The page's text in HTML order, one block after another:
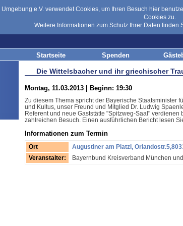
e.V. verwendet Cookies, um Ihren Besuch hier
Cookies zu.
Weitere Informationen zum Schutz Ihrer Daten finden
Startseite Spenden
Die Wittelsbacher und ihr griechischer
Montag, 11.03.2013 | Beginn: 19:30
Zu diesem Thema spricht der Bayerische Staatsminister
und Kultus, unser Freund und Mitglied Dr. Ludwig
Referent und neue Gaststätte "Spitzweg-Saal" verdienen
zahlreichen Besuch. Einen ausführlichen Bericht lesen
Informationen zum Termin
Ort
Augustiner am Platzl,
Veranstalter:
Bayernbund Kreisverband München